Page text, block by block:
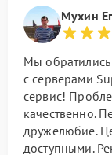
Мухин
Мы обратились
с серверами
сервис!
качественно.
дружелюбие.
доступными.